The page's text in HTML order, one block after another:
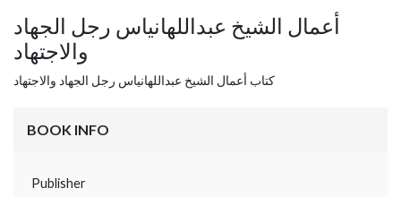
أعمال الشيخ عبداللهانياس رجل الجهاد
والاجتهاد
كتاب أعمال الشيخ عبداللهانياس رجل الجهاد والاجتهاد
BOOK INFO
Publisher